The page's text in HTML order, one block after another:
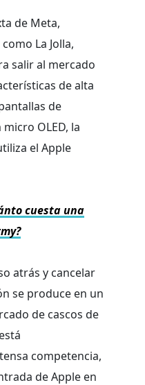
de Meta,
La Jolla,
salir al mercado
de alta
de
OLED, la
el Apple
cuesta una
atrás y cancelar
se produce en un
de cascos de
competencia,
de Apple en